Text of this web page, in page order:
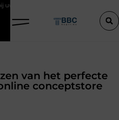
van het perfecte
conceptstore